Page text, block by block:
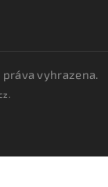
práva vyhrazena.